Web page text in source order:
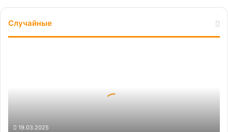
Случайные
по 19.03.2025